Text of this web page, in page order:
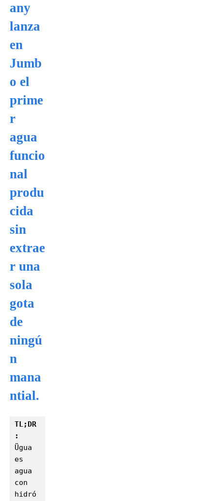
any
lanza
en
Jumb
o el
prime
r
agua
funcio
nal
produ
cida
sin
extrae
r una
sola
gota
de
ningú
n
mana
ntial.
TL;DR
Ügua
es
agua
con
hidró